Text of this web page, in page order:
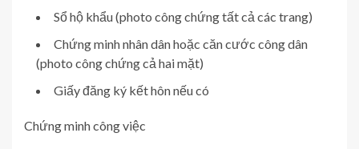
Sổ hộ khẩu (photo công chứng tất cả các trang)
Chứng minh nhân dân hoặc căn cước công dân
(photo công chứng cả hai mặt)
Giấy đăng ký kết hôn nếu có
Chứng minh công việc